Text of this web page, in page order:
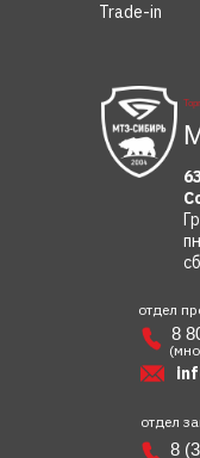
Trade-in
отдел
отдел
8
8